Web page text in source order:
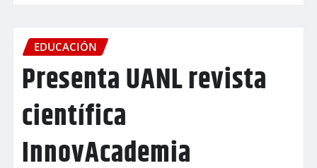
EDUCACIÓN
Presenta UANL revista
científica
InnovAcademia